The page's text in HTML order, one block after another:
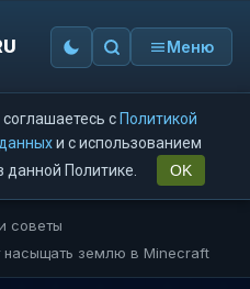
Меню
с Политикой
и с использованием
данной Политике.
OK
советы
землю в Minecraft